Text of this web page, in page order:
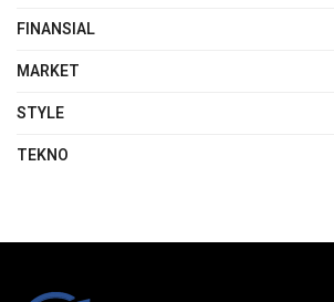
FINANSIAL
MARKET
STYLE
TEKNO